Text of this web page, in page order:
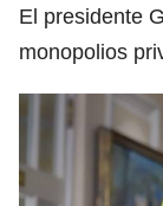
El presidente
monopolios